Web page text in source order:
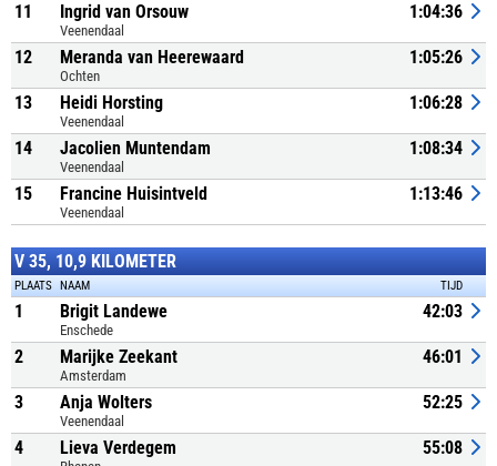
11 Ingrid van Orsouw
Veenendaal
1:04:36
12 Meranda van Heerewaard
Ochten
1:05:26
13 Heidi Horsting
Veenendaal
1:06:28
14 Jacolien Muntendam
Veenendaal
1:08:34
15 Francine Huisintveld
Veenendaal
1:13:46
V 35, 10,9 KILOMETER
PLAATS NAAM TIJD
1 Brigit Landewe
Enschede
42:03
2 Marijke Zeekant
Amsterdam
46:01
3 Anja Wolters
Veenendaal
52:25
4 Lieva Verdegem 55:08